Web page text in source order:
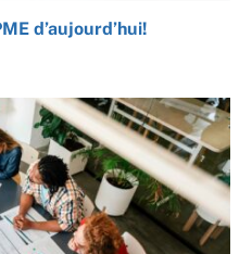
d’aujourd’hui!